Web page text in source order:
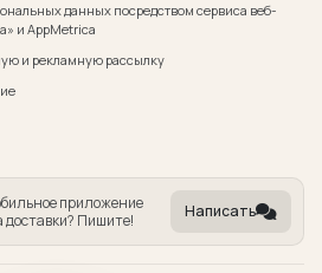
данных посредством сервиса веб-
и AppMetrica
и рекламную рассылку
приложение
доставки? Пишите!
Написать